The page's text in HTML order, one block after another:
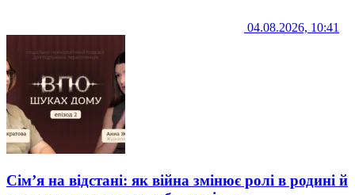
04.08.2026, 10:41
Сім’я на відстані: як війна змінює ролі в родині й